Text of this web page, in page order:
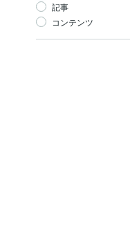
記事
コンテンツ